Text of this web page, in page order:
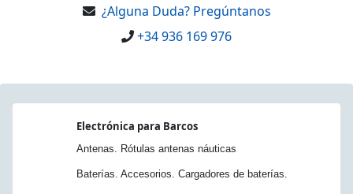
¿Alguna Duda? Pregúntanos
+34 936 169 976
Electrónica para Barcos
Antenas. Rótulas antenas náuticas
Baterías. Accesorios. Cargadores de baterías.